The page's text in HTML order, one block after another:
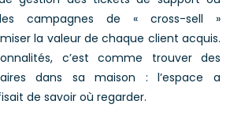
campagnes de « cross-sell »
la valeur de chaque client acquis.
c’est comme trouver des
dans sa maison : l’espace a
de savoir où regarder.